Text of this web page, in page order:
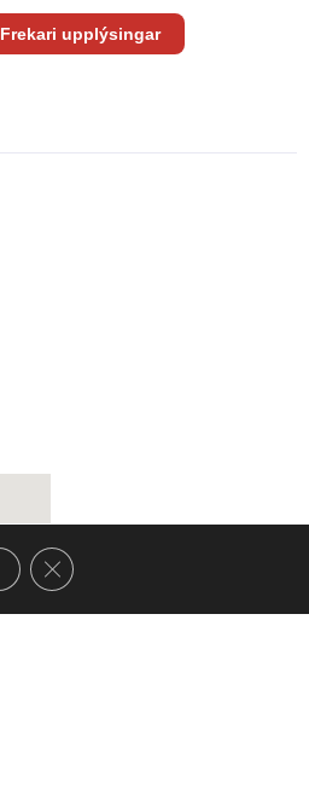
Frekari upplýsingar
Close GDPR Cookie Banner